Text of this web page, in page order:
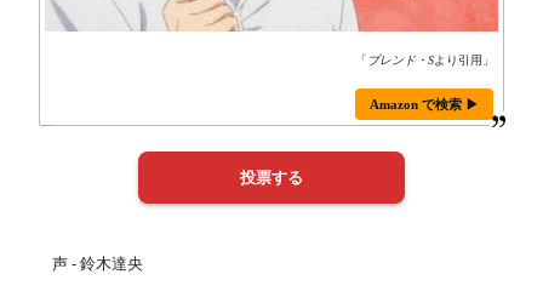
「 ブレンド・Sより引用」
Amazon で検索 ▶
声 - 鈴木達央